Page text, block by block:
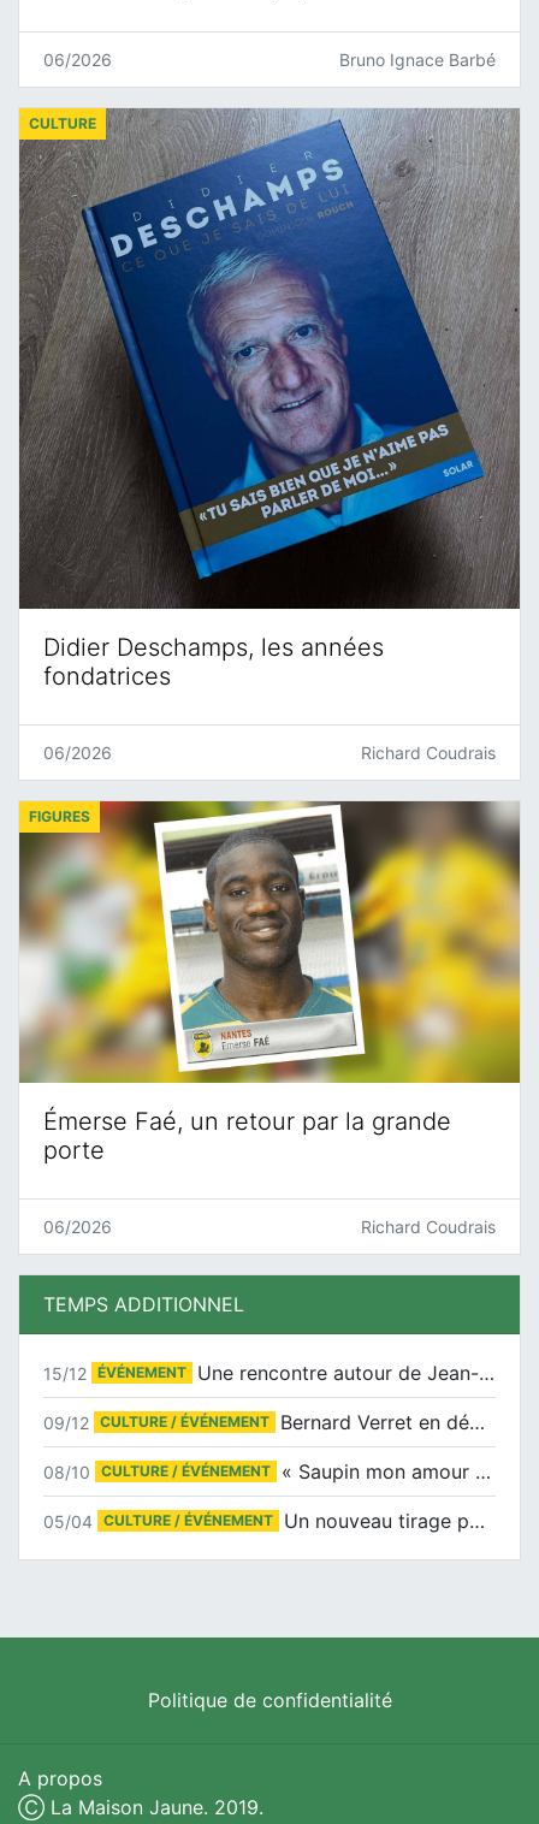
06/2026 Bruno Ignace Barbé
Didier Deschamps, les années
fondatrices
CULTURE
06/2026 Richard Coudrais
Émerse Faé, un retour par la grande
porte
FIGURES
06/2026 Richard Coudrais
TEMPS ADDITIONNEL
15/12 ÉVÉNEMENT Une rencontre autour de Jean-Claude Suaudeau
09/12 CULTURE / ÉVÉNEMENT Bernard Verret en dédicaces le samedi 13 décembre à l’Espace Culturel Atlantis
08/10 CULTURE / ÉVÉNEMENT « Saupin mon amour » au salon du livre de Trentemoult
05/04 CULTURE / ÉVÉNEMENT Un nouveau tirage pour le Docu-BD
Politique de confidentialité
A propos
Ⓒ La Maison Jaune. 2019.